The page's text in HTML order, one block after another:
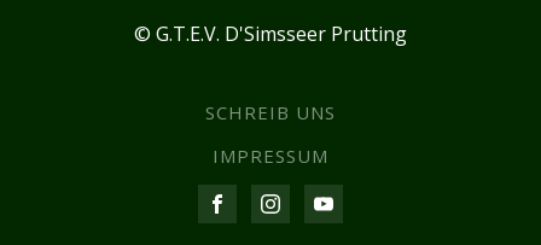
© G.T.E.V. D'Simsseer Prutting
SCHREIB UNS
IMPRESSUM